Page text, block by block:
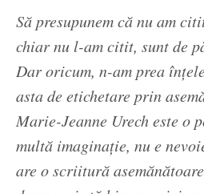
Să presupunem că nu am
chiar nu l-am citit, sunt de
Dar oricum, n-am prea
asta de etichetare prin
Marie-Jeanne Urech este o
multă imaginaţie, nu e
are o scriitură